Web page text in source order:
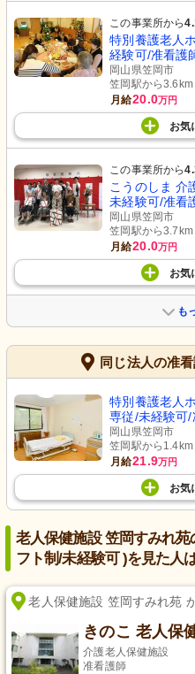
この事業所から
特別養護老人
経験可/准看護
岡山県笠岡市
笠岡駅から3.6km
月給20.0万円
お気
この事業所から
こうのしま 介
未経験可/准看
岡山県笠岡市
笠岡駅から3.7km
月給20.0万円
お気
も
同じ法人の准
特別養護老人
専従/未経験可/
岡山県笠岡市
笠岡駅から1.4km
月給21.9万円
お気
老人保健施設 笠岡すみれ
フト制/未経験可 )を見た人
老人保健施設 笠岡すみれ苑
きのこ 老人保
介護老人保健施設
准看護師